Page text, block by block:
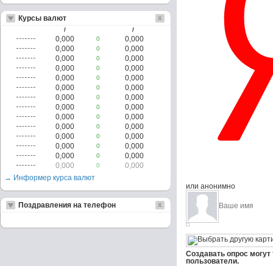
или анонимно
Создавать опрос
пользователи.
Курсы валют
/ /
0,000 0
0,000
0,000
0
0,000
0,000
0
0,000
0,000
0
0,000
0,000
0
0,000
0,000
0
0,000
0,000
0
0,000
0,000
0
0,000
0,000
0
0,000
0,000
0
0,000
0,000
0
0,000
0,000
0
0,000
0,000
0
0,000
0,000
0
0,000
→ Информер курса валют
Поздравления на телефон